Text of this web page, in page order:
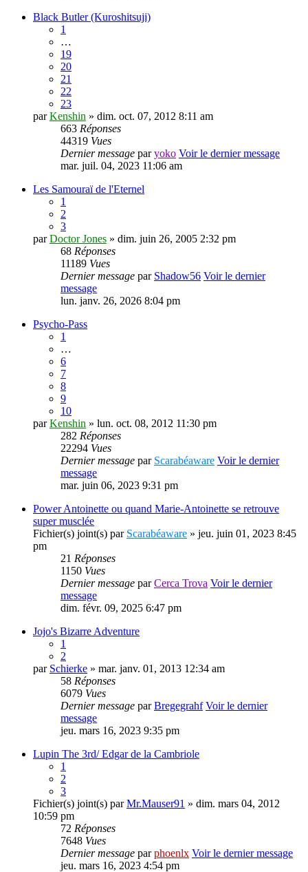
Black Butler (Kuroshitsuji)
1
…
19
20
21
22
23
parKenshin » dim. oct. 07, 2012 8:11 am
663 Réponses
44319 Vues
Dernier message paryoko Voir le dernier message
mar. juil. 04, 2023 11:06 am
Les Samouraï de l'Eternel
1
2
3
parDoctor Jones » dim. juin 26, 2005 2:32 pm
68 Réponses
11189 Vues
Dernier message par Shadow56 Voir le dernier
message
lun. janv. 26, 2026 8:04 pm
Psycho-Pass
1
…
6
7
8
9
10
parKenshin » lun. oct. 08, 2012 11:30 pm
282 Réponses
22294 Vues
Dernier message par Scarabéaware Voir le dernier
message
mar. juin 06, 2023 9:31 pm
Power Antoinette ou quand Marie-Antoinette se retrouve
super musclée
Fichier(s) joint(s) par Scarabéaware » jeu. juin 01, 2023 8:45
pm
21 Réponses
1150 Vues
Dernier message parCerca Trova Voir le dernier
message
dim. févr. 09, 2025 6:47 pm
Jojo's Bizarre Adventure
1
2
par Schierke » mar. janv. 01, 2013 12:34 am
58 Réponses
6079 Vues
Dernier message parBregegrahf Voir le dernier
message
jeu. mars 16, 2023 9:35 pm
Lupin The 3rd/ Edgar de la Cambriole
1
2
3
Fichier(s) joint(s) parMr.Mauser91 » dim. mars 04, 2012
10:59 pm
72 Réponses
7648 Vues
Dernier message parphoenlx Voir le dernier message
jeu. mars 16, 2023 4:54 pm